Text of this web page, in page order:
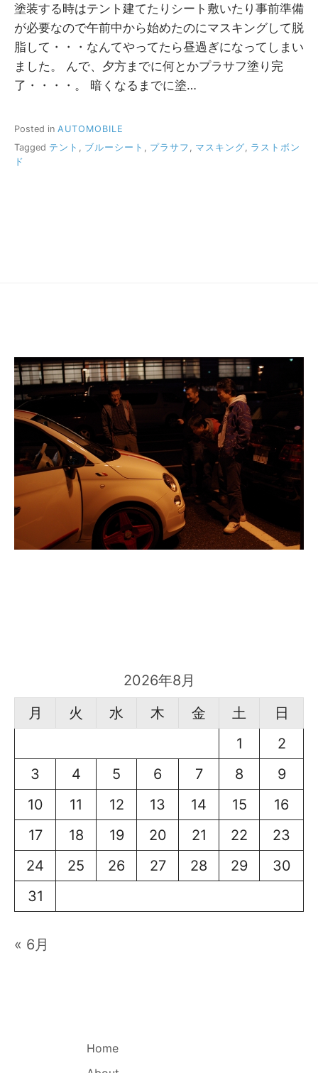
塗装する時はテント建てたりシート敷いたり事前準備
が必要なので午前中から始めたのにマスキングして脱
脂して・・・なんてやってたら昼過ぎになってしまい
ました。 んで、夕方までに何とかプラサフ塗り完
了・・・・。 暗くなるまでに塗…
Posted in AUTOMOBILE
Tagged テント , ブルーシート , プラサフ , マスキング, ラストボン
ド
2026年8月
月
火 水 木 金 土
日
1
2
3
4 5 6 7 8
9
10
11 12 13 14 15
16
17
18 19 20 21 22
23
24
25 26 27 28 29
30
31
« 6月
Home